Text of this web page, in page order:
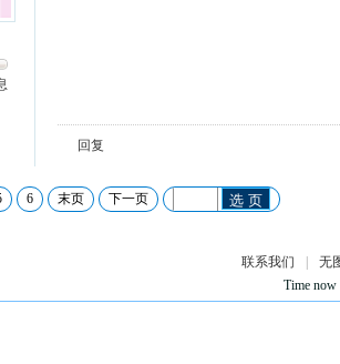
回复
6 末页 下一页 选 页
联系我们
无
Time now